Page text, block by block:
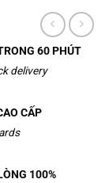
60 PHÚT
delivery
CẤP
100%